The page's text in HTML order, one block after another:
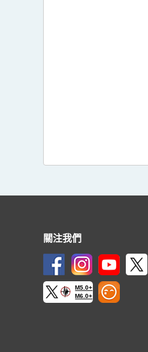
關注我們
M5.0+
M6.0+